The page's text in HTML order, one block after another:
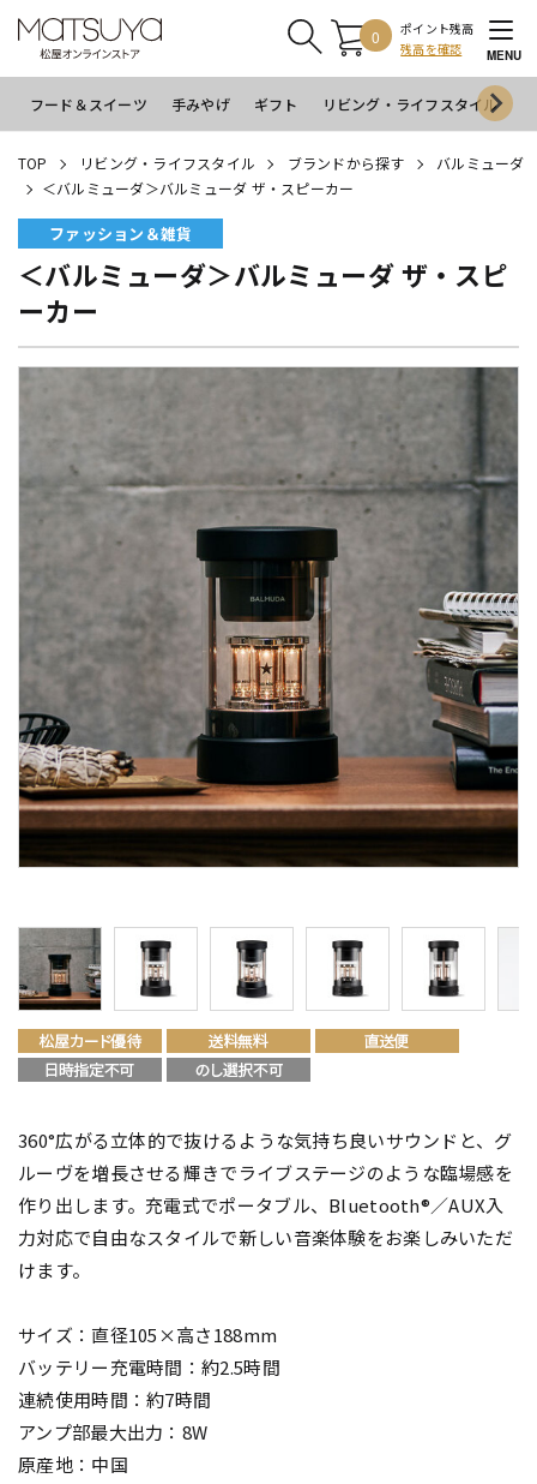
0
ポイント残高
残高を確認
MENU
フード＆スイーツ 手みやげ ギフト リビング・ライフスタイル
TOP リビング・ライフスタイル ブランドから探す
バルミューダ
＜バルミューダ＞バルミューダ ザ・スピーカー
ファッション＆雑貨
＜バルミューダ＞バルミューダ ザ・スピ
ーカー
360°広がる立体的で抜けるような気持ち良いサウンドと、グ
ルーヴを増長させる輝きでライブステージのような臨場感を
作り出します。充電式でポータブル、Bluetooth®／AUX入
力対応で自由なスタイルで新しい音楽体験をお楽しみいただ
けます。
サイズ：直径105×高さ188mm
バッテリー充電時間：約2.5時間
連続使用時間：約7時間
アンプ部最大出力：8W
原産地：中国